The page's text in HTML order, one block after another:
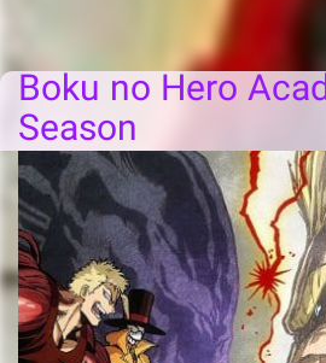
Boku no Hero
Season